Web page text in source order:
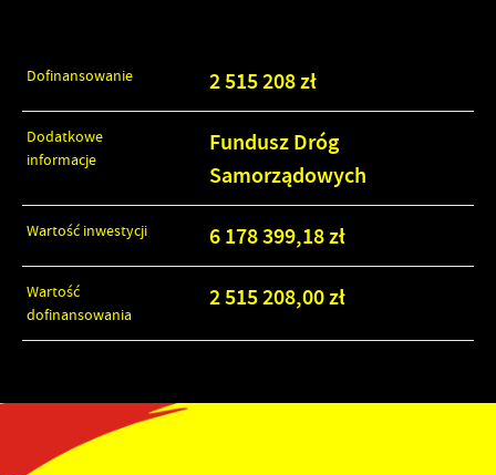
Dofinansowanie 2 515 208 zł
Dodatkowe
informacje
Fundusz Dróg
Samorządowych
Wartość inwestycji 6 178 399,18 zł
Wartość
dofinansowania
2 515 208,00 zł